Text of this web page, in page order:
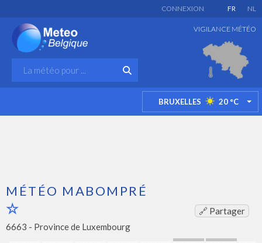
FR NL
CONNEXION
VIGILANCE MÉTÉO
BRUXELLES 20 °C
MÉTÉO MABOMPRÉ
🔗 Partager
6663 - Province de Luxembourg